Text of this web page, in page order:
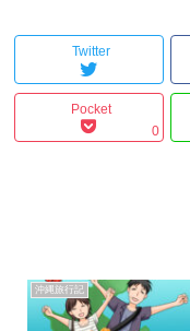
Twitter
Pocket
0
沖縄旅行記